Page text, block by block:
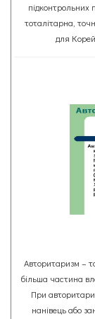
підконтрольних
тоталітарна,
для
Авторитаризм –
більша частина
При
нанівець або